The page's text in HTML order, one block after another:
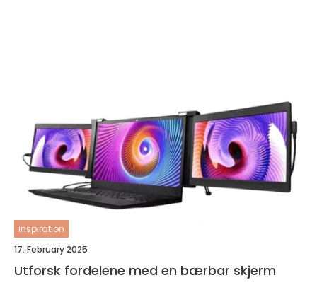
inspiration
17. February 2025
Utforsk fordelene med en bærbar skjerm